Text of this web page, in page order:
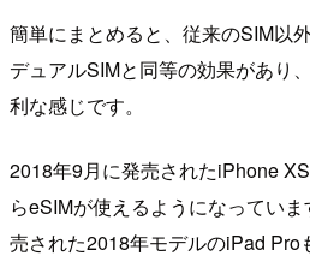
簡単にまとめると、従来のSIM以
デュアルSIMと同等の効果があり
利な感じです。
2018年9月に発売されたiPhone
らeSIMが使えるようになってい
売された2018年モデルのiPad